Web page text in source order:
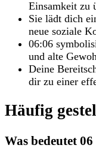
Einsamkeit zu
Sie lädt dich
neue soziale
06:06
und alte
Deine
dir zu einer
Häufig
Was bedeutet